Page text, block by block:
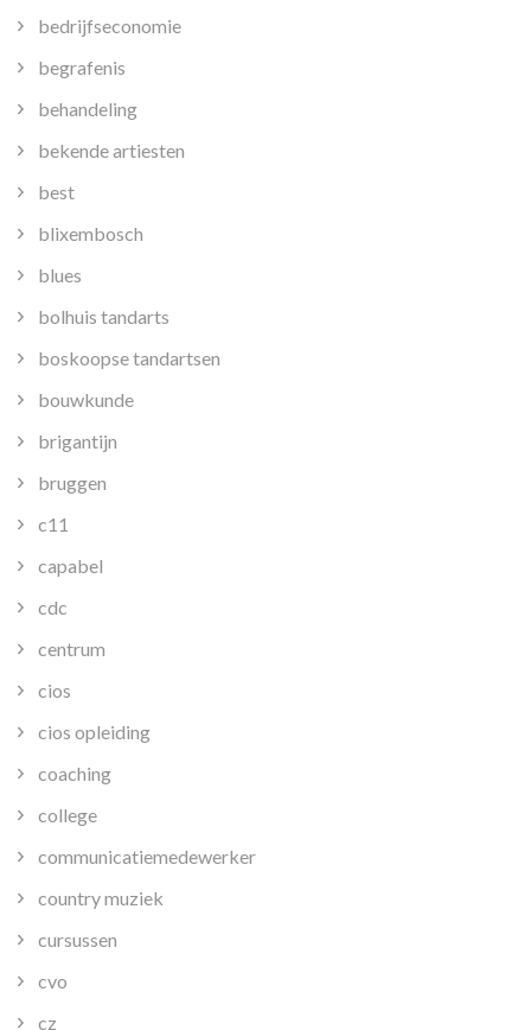
bedrijfseconomie
begrafenis
behandeling
bekende artiesten
best
blixembosch
blues
bolhuis tandarts
boskoopse tandartsen
bouwkunde
brigantijn
bruggen
c11
capabel
cdc
centrum
cios
cios opleiding
coaching
college
communicatiemedewerker
country muziek
cursussen
cvo
cz